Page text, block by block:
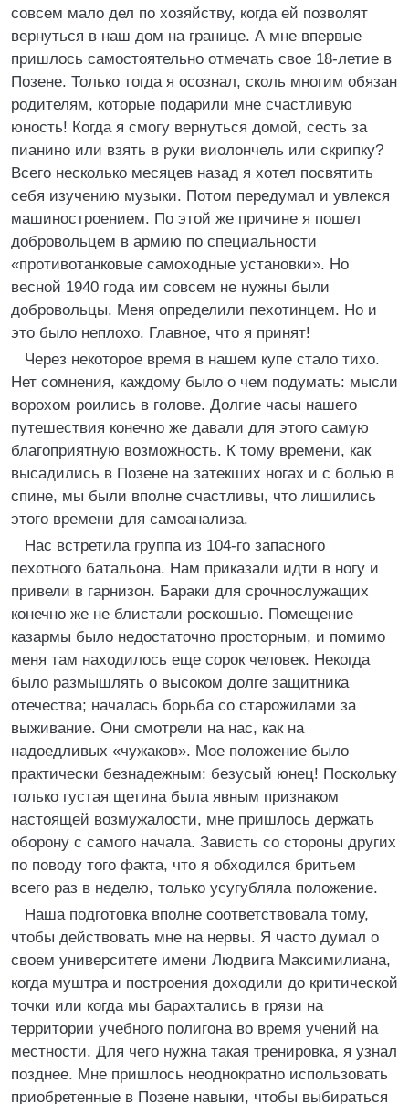
совсем мало дел по хозяйству, когда ей позволят
вернуться в наш дом на границе. А мне впервые
пришлось самостоятельно отмечать свое 18-летие в
Позене. Только тогда я осознал, сколь многим обязан
родителям, которые подарили мне счастливую
юность! Когда я смогу вернуться домой, сесть за
пианино или взять в руки виолончель или скрипку?
Всего несколько месяцев назад я хотел посвятить
себя изучению музыки. Потом передумал и увлекся
машиностроением. По этой же причине я пошел
добровольцем в армию по специальности
«противотанковые самоходные установки». Но
весной 1940 года им совсем не нужны были
добровольцы. Меня определили пехотинцем. Но и
это было неплохо. Главное, что я принят!
Через некоторое время в нашем купе стало тихо.
Нет сомнения, каждому было о чем подумать: мысли
ворохом роились в голове. Долгие часы нашего
путешествия конечно же давали для этого самую
благоприятную возможность. К тому времени, как
высадились в Позене на затекших ногах и с болью в
спине, мы были вполне счастливы, что лишились
этого времени для самоанализа.
Нас встретила группа из 104-го запасного
пехотного батальона. Нам приказали идти в ногу и
привели в гарнизон. Бараки для срочнослужащих
конечно же не блистали роскошью. Помещение
казармы было недостаточно просторным, и помимо
меня там находилось еще сорок человек. Некогда
было размышлять о высоком долге защитника
отечества; началась борьба со старожилами за
выживание. Они смотрели на нас, как на
надоедливых «чужаков». Мое положение было
практически безнадежным: безусый юнец! Поскольку
только густая щетина была явным признаком
настоящей возмужалости, мне пришлось держать
оборону с самого начала. Зависть со стороны других
по поводу того факта, что я обходился бритьем
всего раз в неделю, только усугубляла положение.
Наша подготовка вполне соответствовала тому,
чтобы действовать мне на нервы. Я часто думал о
своем университете имени Людвига Максимилиана,
когда муштра и построения доходили до критической
точки или когда мы барахтались в грязи на
территории учебного полигона во время учений на
местности. Для чего нужна такая тренировка, я узнал
позднее. Мне пришлось неоднократно использовать
приобретенные в Позене навыки, чтобы выбираться